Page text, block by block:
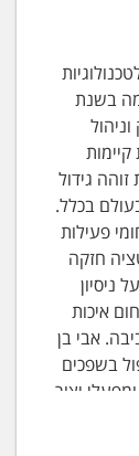
בשנת
וניהול
גידול
בכלל.
פעילות
חזקה
ניסיון
בתחום איכות
אבי בן
בשפכים
יצור
וייעול